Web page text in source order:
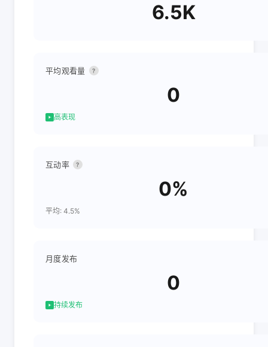
6.5K
平均观看量 ?
0
高表现
互动率 ?
0%
平均: 4.5%
月度发布
0
持续发布